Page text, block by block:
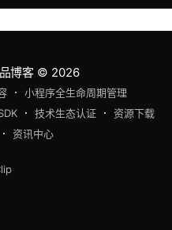
队花掉的时间却有很大一
单、接口调用和业务规则
安卓、鸿蒙和 PC 客户端
务则围绕同一份代码继续
博客© 2026
小程序全生命周期管理
技术生态认证
资源下载
资讯中心